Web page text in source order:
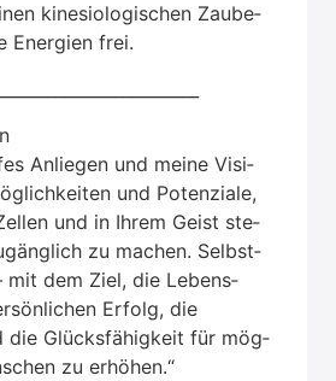
kine­sio­lo­gi­schen Zau­be­
Ener­gien frei.
Anlie­gen und mei­ne Visi­
und Poten­zia­le,
und in Ihrem Geist ste­
zu machen. Selbst­
mit dem Ziel, die Lebens­
Erfolg, die
die Glücks­fä­hig­keit für mög­
zu erhö­hen.“